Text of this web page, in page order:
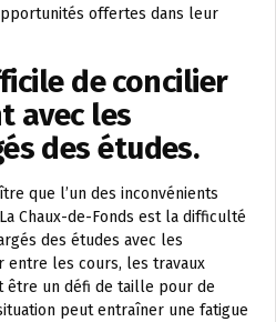
offertes dans leur
de concilier
avec les
des études.
que l’un des inconvénients
Chaux-de-Fonds est la difficulté
des études avec les
entre les cours, les travaux
être un défi de taille pour de
peut entraîner une fatigue